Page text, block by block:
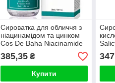
Сироватка для обличчя з
ніацинамідом та цинком
Cos De Baha Niacinamide
20% + Zinc 4% Serum NZ
30ml
385,35₴
Купити